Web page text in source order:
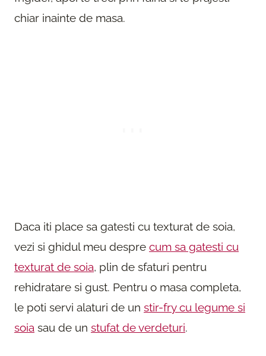
chiar inainte de masa.
Daca iti place sa gatesti cu texturat de soia,
vezi si ghidul meu despre cum sa gatesti cu
texturat de soia, plin de sfaturi pentru
rehidratare si gust. Pentru o masa completa,
le poti servi alaturi de un stir-fry cu legume si
soia sau de un stufat de verdeturi.